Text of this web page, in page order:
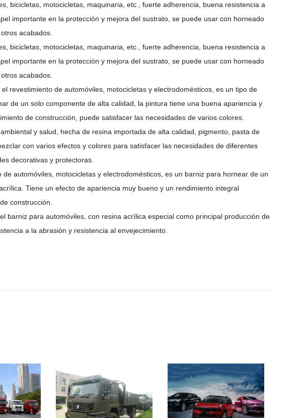
bicicletas, motocicletas, maquinaria, etc., fuerte adherencia, buena resistencia a
importante en la protección y mejora del sustrato, se puede usar con horneado
acabados.
bicicletas, motocicletas, maquinaria, etc., fuerte adherencia, buena resistencia a
importante en la protección y mejora del sustrato, se puede usar con horneado
acabados.
revestimiento de automóviles, motocicletas y electrodomésticos, es un tipo de
de un solo componente de alta calidad, la pintura tiene una buena apariencia y
de construcción, puede satisfacer las necesidades de varios colores.
y salud, hecha de resina importada de alta calidad, pigmento, pasta de
con varios efectos y colores para satisfacer las necesidades de diferentes
decorativas y protectoras.
automóviles, motocicletas y electrodomésticos, es un barniz para hornear de un
Tiene un efecto de apariencia muy bueno y un rendimiento integral
construcción.
barniz para automóviles, con resina acrílica especial como principal producción de
a la abrasión y resistencia al envejecimiento.